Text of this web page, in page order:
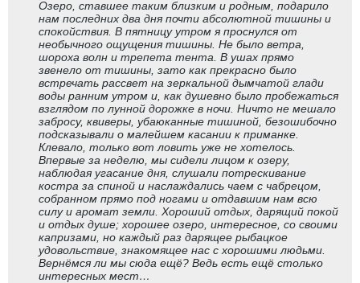
Озеро, ставшее таким близким и родным, подарило
нам последних два дня почти абсолютной тишины и
спокойствия. В пятницу утром я проснулся от
необычного ощущения тишины. Не было ветра,
шороха волн и трепета тента. В ушах прямо
звенело от тишины, зато как прекрасно было
встречать рассвет на зеркальной дымчатой глади
воды ранним утром и, как душевно было пробежаться
взглядом по лунной дорожке в ночи. Ничто не мешало
забросу, квиверы, убаюканные тишиной, безошибочно
подсказывали о малейшем касании к приманке.
Клевало, только вот ловить уже не хотелось.
Впервые за неделю, мы сидели лицом к озеру,
наблюдая угасание дня, слушали потрескивание
костра за спиной и наслаждались чаем с чабрецом,
собранном прямо под ногами и отдавшим нам всю
силу и аромат земли. Хороший отдых, дарящий покой
и отдых душе; хорошее озеро, интересное, со своими
капризами, но каждый раз дарящее рыбацкое
удовольствие, знакомящее нас с хорошими людьми.
Вернёмся ли мы сюда ещё? Ведь есть ещё столько
интересных мест…